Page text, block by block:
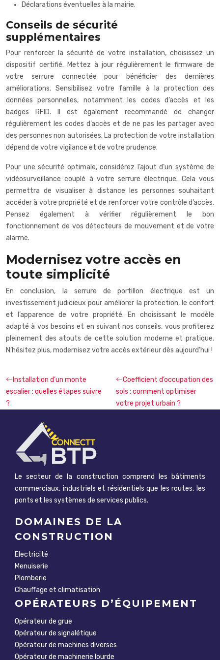
Déclarations éventuelles à la mairie.
Conseils de sécurité
supplémentaires
Pour renforcer la sécurité de votre installation, choisissez un
dispositif certifié. Mettez à jour régulièrement le firmware de
votre serrure connectée pour bénéficier des dernières
améliorations. Sensibilisez votre famille à la protection des
données personnelles, notamment les codes d’accès et les
badges RFID. Il est également recommandé de changer
régulièrement les codes d’accès et de ne pas les partager avec
des personnes non autorisées. La protection de votre installation
dépend de votre vigilance et de votre prudence.
Pour une sécurité optimale, considérez l’ajout d’un système de
vidéosurveillance couplé à votre serrure électrique. Cela vous
permettra de visualiser à distance les personnes souhaitant
accéder à votre propriété et de renforcer votre contrôle d’accès.
Pensez également à vérifier régulièrement le bon
fonctionnement de vos détecteurs de mouvement et de votre
alarme.
Modernisez votre accès en
toute simplicité
En conclusion, la serrure de portillon électrique est un
investissement judicieux pour améliorer la protection, le confort
et l’apparence de votre propriété. En choisissant le modèle
adapté à vos besoins et en suivant nos conseils, vous profiterez
pleinement des atouts de cette solution moderne et pratique.
N’hésitez plus, modernisez votre accès extérieur dès aujourd’hui !
Installation d’un monte
escalier : quelles étapes suivre
?
Coefficient d’occupation des
sols : comment optimiser
votre projet urbain ?
Le secteur de la construction comprend les bâtiments
commerciaux, industriels et résidentiels que les routes, les
ponts et les systèmes de services publics.
DOMAINES DE LA
CONSTRUCTION
Electricité
Menuiserie
Plomberie
Chauffage et climatisation
OPÉRATEURS D’ÉQUIPEMENT
Opérateur de grue
Opérateur de signalétique
Opérateur de machines diverses
Opérateur de machinerie lourde